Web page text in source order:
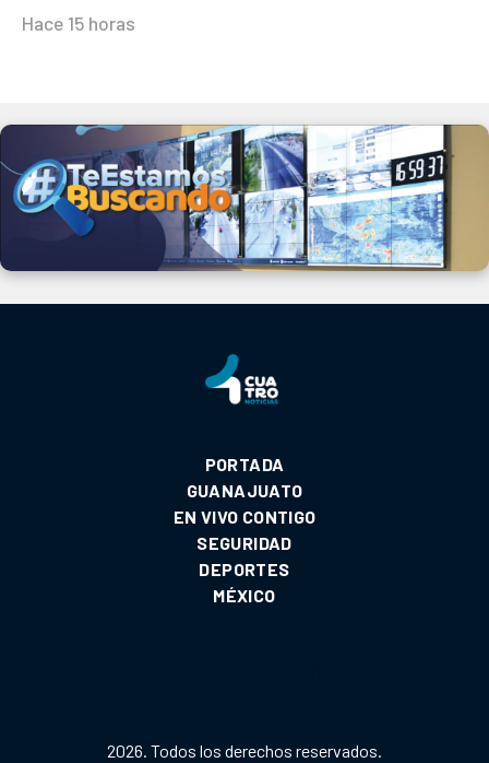
Hace 15 horas
PORTADA
GUANAJUATO
EN VIVO CONTIGO
SEGURIDAD
DEPORTES
MÉXICO
2026. Todos los derechos reservados.